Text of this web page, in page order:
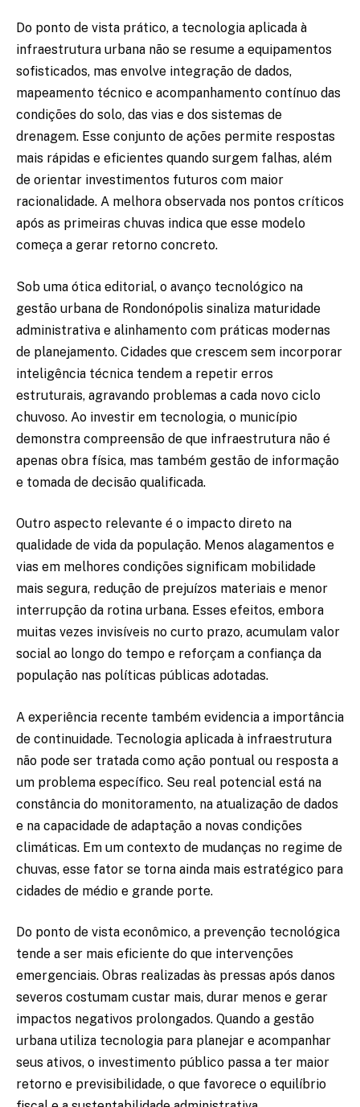
Do ponto de vista prático, a tecnologia aplicada à
infraestrutura urbana não se resume a equipamentos
sofisticados, mas envolve integração de dados,
mapeamento técnico e acompanhamento contínuo das
condições do solo, das vias e dos sistemas de
drenagem. Esse conjunto de ações permite respostas
mais rápidas e eficientes quando surgem falhas, além
de orientar investimentos futuros com maior
racionalidade. A melhora observada nos pontos críticos
após as primeiras chuvas indica que esse modelo
começa a gerar retorno concreto.
Sob uma ótica editorial, o avanço tecnológico na
gestão urbana de Rondonópolis sinaliza maturidade
administrativa e alinhamento com práticas modernas
de planejamento. Cidades que crescem sem incorporar
inteligência técnica tendem a repetir erros
estruturais, agravando problemas a cada novo ciclo
chuvoso. Ao investir em tecnologia, o município
demonstra compreensão de que infraestrutura não é
apenas obra física, mas também gestão de informação
e tomada de decisão qualificada.
Outro aspecto relevante é o impacto direto na
qualidade de vida da população. Menos alagamentos e
vias em melhores condições significam mobilidade
mais segura, redução de prejuízos materiais e menor
interrupção da rotina urbana. Esses efeitos, embora
muitas vezes invisíveis no curto prazo, acumulam valor
social ao longo do tempo e reforçam a confiança da
população nas políticas públicas adotadas.
A experiência recente também evidencia a importância
de continuidade. Tecnologia aplicada à infraestrutura
não pode ser tratada como ação pontual ou resposta a
um problema específico. Seu real potencial está na
constância do monitoramento, na atualização de dados
e na capacidade de adaptação a novas condições
climáticas. Em um contexto de mudanças no regime de
chuvas, esse fator se torna ainda mais estratégico para
cidades de médio e grande porte.
Do ponto de vista econômico, a prevenção tecnológica
tende a ser mais eficiente do que intervenções
emergenciais. Obras realizadas às pressas após danos
severos costumam custar mais, durar menos e gerar
impactos negativos prolongados. Quando a gestão
urbana utiliza tecnologia para planejar e acompanhar
seus ativos, o investimento público passa a ter maior
retorno e previsibilidade, o que favorece o equilíbrio